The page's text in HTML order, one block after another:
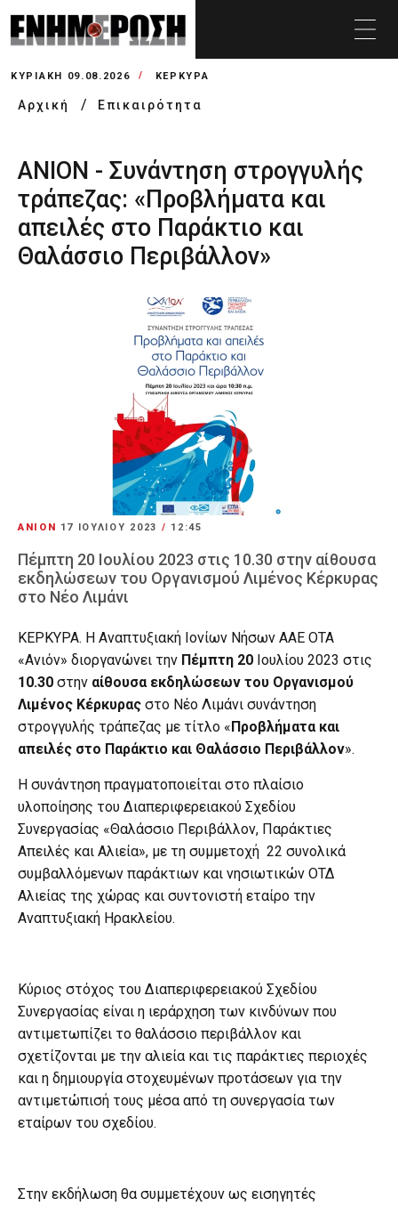
ΚΥΡΙΑΚΉ 09.08.2026 ΚΕΡΚΥΡΑ
Αρχική Επικαιρότητα
ΑΝΙΟΝ - Συνάντηση στρογγυλής
τράπεζας: «Προβλήματα και
απειλές στο Παράκτιο και
Θαλάσσιο Περιβάλλον»
ΑΝΙΟΝ 17 ΙΟΥΛΊΟΥ 2023 / 12:45
Πέμπτη 20 Ιουλίου 2023 στις 10.30 στην αίθουσα
εκδηλώσεων του Οργανισμού Λιμένος Κέρκυρας
στο Νέο Λιμάνι
ΚΕΡΚΥΡΑ. Η Αναπτυξιακή Ιονίων Νήσων ΑΑΕ ΟΤΑ
«Ανιόν» διοργανώνει την Πέμπτη 20 Ιουλίου 2023 στις
10.30 στην αίθουσα εκδηλώσεων του Οργανισμού
Λιμένος Κέρκυρας στο Νέο Λιμάνι συνάντηση
στρογγυλής τράπεζας με τίτλο «Προβλήματα και
απειλές στο Παράκτιο και Θαλάσσιο Περιβάλλον».
Η συνάντηση πραγματοποιείται στο πλαίσιο
υλοποίησης του Διαπεριφερειακού Σχεδίου
Συνεργασίας «Θαλάσσιο Περιβάλλον, Παράκτιες
Απειλές και Αλιεία», με τη συμμετοχή 22 συνολικά
συμβαλλόμενων παράκτιων και νησιωτικών ΟΤΔ
Αλιείας της χώρας και συντονιστή εταίρο την
Αναπτυξιακή Ηρακλείου.
Κύριος στόχος του Διαπεριφερειακού Σχεδίου
Συνεργασίας είναι η ιεράρχηση των κινδύνων που
αντιμετωπίζει το θαλάσσιο περιβάλλον και
σχετίζονται με την αλιεία και τις παράκτιες περιοχές
και η δημιουργία στοχευμένων προτάσεων για την
αντιμετώπισή τους μέσα από τη συνεργασία των
εταίρων του σχεδίου.
Στην εκδήλωση θα συμμετέχουν ως εισηγητές